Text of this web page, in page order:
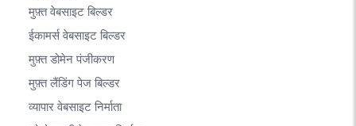
मुफ़्त वेबसाइट बिल्डर
ईकामर्स वेबसाइट बिल्डर
मुफ़्त डोमेन पंजीकरण
मुफ़्त लैंडिंग पेज बिल्डर
व्यापार वेबसाइट निर्माता